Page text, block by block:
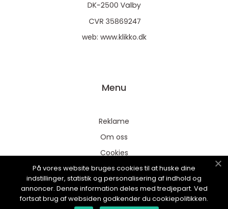
web: www.klikko.dk
Menu
Reklame
Om oss
Cookies
Kontakt Oss
Sitemap
På vores website bruges cookies til at huske dine
indstillinger, statistik og personalisering af indhold og
annoncer. Denne information deles med tredjepart. Ved
fortsat brug af websiden godkender du cookiepolitikken.